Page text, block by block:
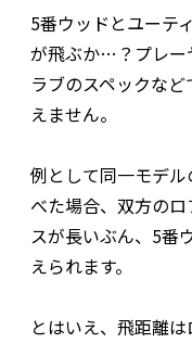
5番ウッドとユーテ
が飛ぶか…？プレー
ラブのスペックな
えません。
例として同一モデ
べた場合、双方の
スが長いぶん、5番
えられます。
とはいえ、飛距離